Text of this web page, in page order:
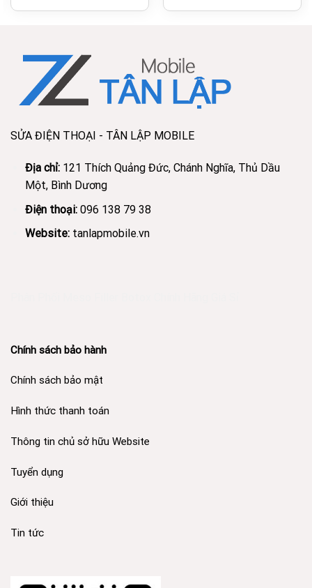
SỬA ĐIỆN THOẠI - TÂN LẬP MOBILE
Địa chỉ: 121 Thích Quảng Đức, Chánh Nghĩa, Thủ Dầu
Một, Bình Dương
Điện thoại: 096 138 79 38
Website: tanlapmobile.vn
Chính sách bảo hành
Chính sách bảo mật
Hình thức thanh toán
Thông tin chủ sở hữu Website
Tuyển dụng
Giới thiệu
Tin tức